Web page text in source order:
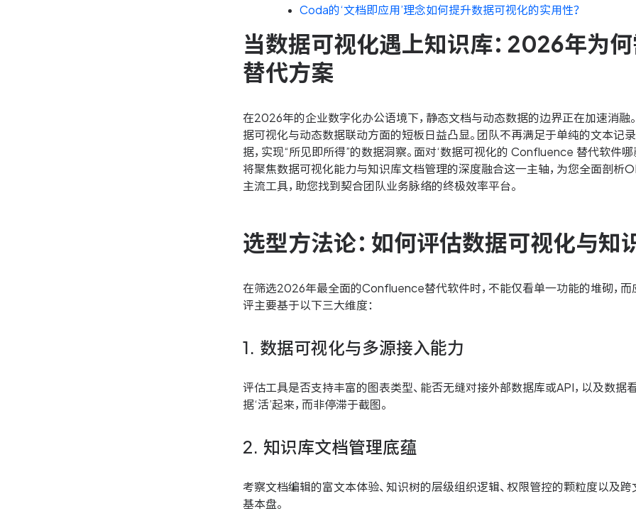
Coda的‘文档即应用’理念如何提升数据可视化的实用性？
当数据可视化遇上知识库：2026年为
替代方案
在2026年的企业数字化办公语境下，静态文档与动态数据的边界正在加速消融
据可视化与动态数据联动方面的短板日益凸显。团队不再满足于单纯的文本记
据，实现“所见即所得”的数据洞察。面对‘数据可视化的 Confluence 替代软件
将聚焦数据可视化能力与知识库文档管理的深度融合这一主轴，为您全面剖析
主流工具，助您找到契合团队业务脉络的终极效率平台。
选型方法论：如何评估数据可视化与知
在筛选2026年最全面的Confluence替代软件时，不能仅看单一功能的堆砌，而
评主要基于以下三大维度：
1. 数据可视化与多源接入能力
评估工具是否支持丰富的图表类型、能否无缝对接外部数据库或API，以及数据
据‘活’起来，而非停滞于截图。
2. 知识库文档管理底蕴
考察文档编辑的富文本体验、知识树的层级组织逻辑、权限管控的颗粒度以及
基本盘。